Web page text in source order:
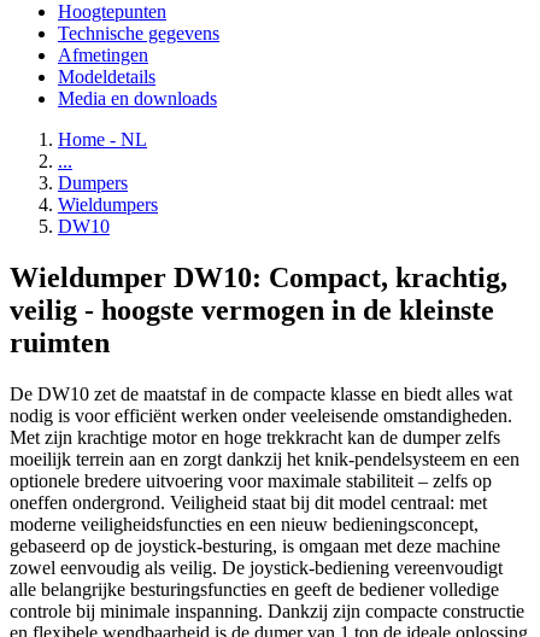
Hoogtepunten
Technische gegevens
Afmetingen
Modeldetails
Media en downloads
Home - NL
...
Dumpers
Wieldumpers
DW10
Wieldumper DW10: Compact, krachtig,
veilig - hoogste vermogen in de kleinste
ruimten
De DW10 zet de maatstaf in de compacte klasse en biedt alles wat
nodig is voor efficiënt werken onder veeleisende omstandigheden.
Met zijn krachtige motor en hoge trekkracht kan de dumper zelfs
moeilijk terrein aan en zorgt dankzij het knik-pendelsysteem en een
optionele bredere uitvoering voor maximale stabiliteit – zelfs op
oneffen ondergrond. Veiligheid staat bij dit model centraal: met
moderne veiligheidsfuncties en een nieuw bedieningsconcept,
gebaseerd op de joystick-besturing, is omgaan met deze machine
zowel eenvoudig als veilig. De joystick-bediening vereenvoudigt
alle belangrijke besturingsfuncties en geeft de bediener volledige
controle bij minimale inspanning. Dankzij zijn compacte constructie
en flexibele wendbaarheid is de dumer van 1 ton de ideale oplossing